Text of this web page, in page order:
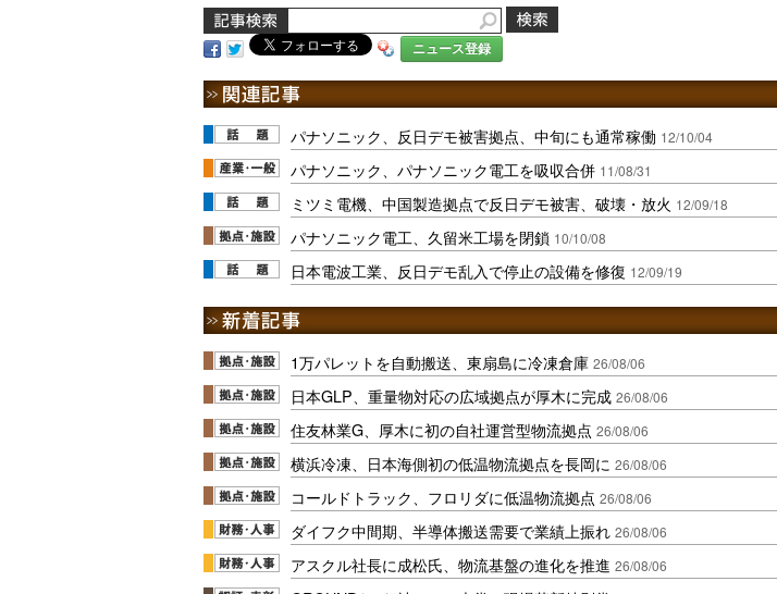
ニュース登録
パナソニック、反日デモ被害拠点、中旬にも通常稼働 12/10/04
パナソニック、パナソニック電工を吸収合併 11/08/31
ミツミ電機、中国製造拠点で反日デモ被害、破壊・放火 12/09/18
パナソニック電工、久留米工場を閉鎖 10/10/08
日本電波工業、反日デモ乱入で停止の設備を修復 12/09/19
1万パレットを自動搬送、東扇島に冷凍倉庫 26/08/06
日本GLP、重量物対応の広域拠点が厚木に完成 26/08/06
住友林業G、厚木に初の自社運営型物流拠点 26/08/06
横浜冷凍、日本海側初の低温物流拠点を長岡に 26/08/06
コールドトラック、フロリダに低温物流拠点 26/08/06
ダイフク中間期、半導体搬送需要で業績上振れ 26/08/06
アスクル社長に成松氏、物流基盤の進化を推進 26/08/06